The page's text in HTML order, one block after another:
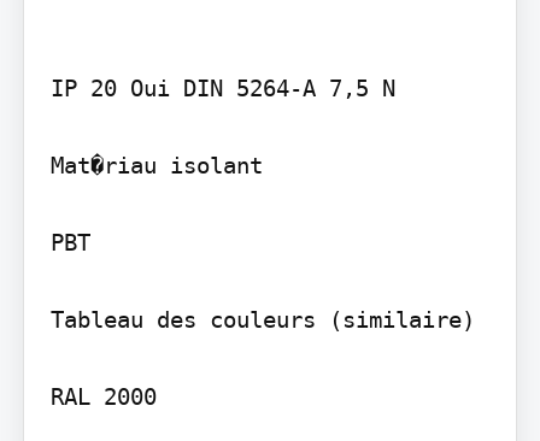
IP 20 Oui DIN 5264-A 7,5 N
Mat�riau isolant
PBT
Tableau des couleurs (similaire)
RAL 2000